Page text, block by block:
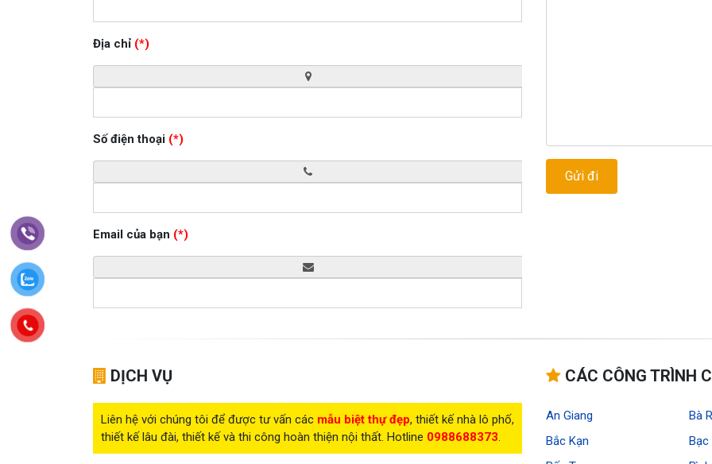
Địa chỉ (*)
Số điện thoại (*)
Email của bạn (*)
DỊCH VỤ
Liên hệ với chúng tôi để được tư vấn các mẫu biệt thự đẹp, thiết kế nhà lô phố,
thiết kế lâu đài, thiết kế và thi công hoàn thiện nội thất. Hotline 0988688373.
CÁC CÔNG TRÌNH
An Giang
Bà
Bắc Kạn
Bạc